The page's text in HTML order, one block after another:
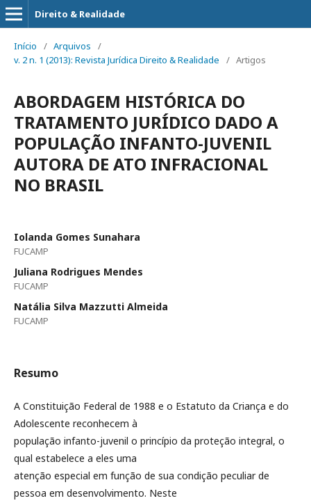
Direito & Realidade
Início / Arquivos
/
v. 2 n. 1 (2013): Revista Jurídica Direito & Realidade
/ Artigos
ABORDAGEM HISTÓRICA DO
TRATAMENTO JURÍDICO DADO A
POPULAÇÃO INFANTO-JUVENIL
AUTORA DE ATO INFRACIONAL
NO BRASIL
Iolanda Gomes Sunahara
FUCAMP
Juliana Rodrigues Mendes
FUCAMP
Natália Silva Mazzutti Almeida
FUCAMP
Resumo
A Constituição Federal de 1988 e o Estatuto da Criança e do
Adolescente reconhecem à
população infanto-juvenil o princípio da proteção integral, o
qual estabelece a eles uma
atenção especial em função de sua condição peculiar de
pessoa em desenvolvimento. Neste